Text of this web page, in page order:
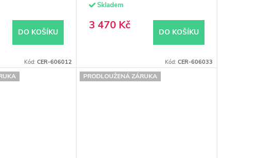
DO KOŠÍKU
Kód: CER-606012
Skladem
3 470 Kč
DO KOŠÍKU
Kód: CER-606033
PRODLOUŽENÁ ZÁRUKA